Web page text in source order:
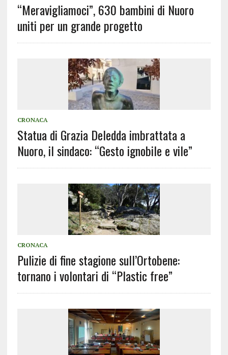
“Meravigliamoci”, 630 bambini di Nuoro
uniti per un grande progetto
CRONACA
Statua di Grazia Deledda imbrattata a
Nuoro, il sindaco: “Gesto ignobile e vile”
CRONACA
Pulizie di fine stagione sull’Ortobene:
tornano i volontari di “Plastic free”